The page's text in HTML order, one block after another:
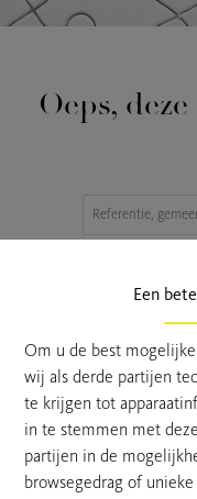
Een
Om u de best
wij als derde partijen
te krijgen tot
in te stemmen met
partijen in de
browsegedrag of
Oeps,